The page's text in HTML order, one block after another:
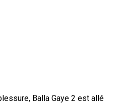
Balla Gaye 2 est allé